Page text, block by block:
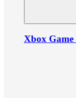
Xbox Game